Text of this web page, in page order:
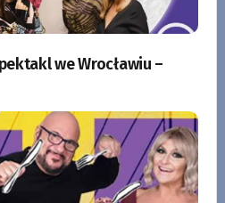
we Wrocławiu –